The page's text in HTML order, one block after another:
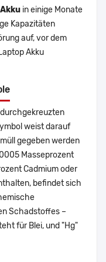
in einige Monate
Kapazitäten
auf, vor dem
Akku
weist darauf
gegeben werden
Masseprozent
Cadmium oder
befindet sich
Schadstoffes –
für Blei, und "Hg"